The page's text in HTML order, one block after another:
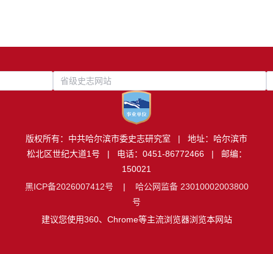
省级史志网站
版权所有：中共哈尔滨市委史志研究室 | 地址：哈尔滨市
松北区世纪大道1号 | 电话：0451-86772466 | 邮编：
150021
黑ICP备2026007412号 | 哈公网监备 23010002003800
号
建议您使用360、Chrome等主流浏览器浏览本网站